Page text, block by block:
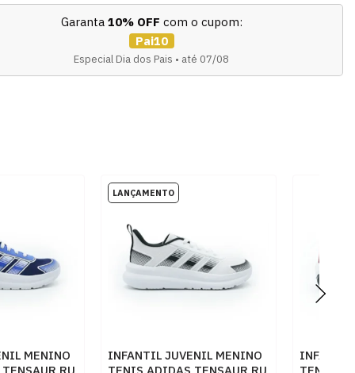
Garanta 10% OFF com o cupom:
Pai10
Especial Dia dos Pais • até 07/08
MENINO
INFANTIL JUVENIL MENINO